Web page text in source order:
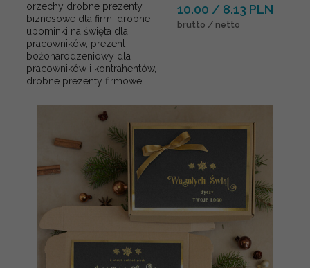
orzechy drobne prezenty
biznesowe dla firm, drobne
upominki na święta dla
pracowników, prezent
bożonarodzeniowy dla
pracowników i kontrahentów,
drobne prezenty firmowe
10.00 / 8.13 PLN
brutto / netto